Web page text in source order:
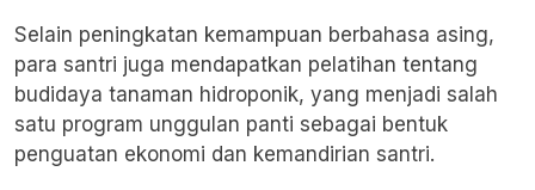
Selain peningkatan kemampuan berbahasa asing,
para santri juga mendapatkan pelatihan tentang
budidaya tanaman hidroponik, yang menjadi salah
satu program unggulan panti sebagai bentuk
penguatan ekonomi dan kemandirian santri.